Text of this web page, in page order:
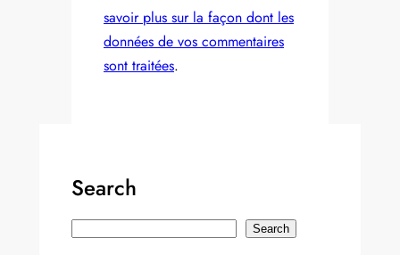
savoir plus sur la façon dont les
données de vos commentaires
sont traitées.
Search
Search